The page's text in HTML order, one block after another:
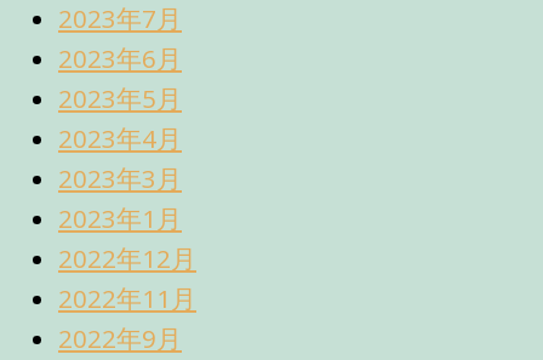
2023年7月
2023年6月
2023年5月
2023年4月
2023年3月
2023年1月
2022年12月
2022年11月
2022年9月